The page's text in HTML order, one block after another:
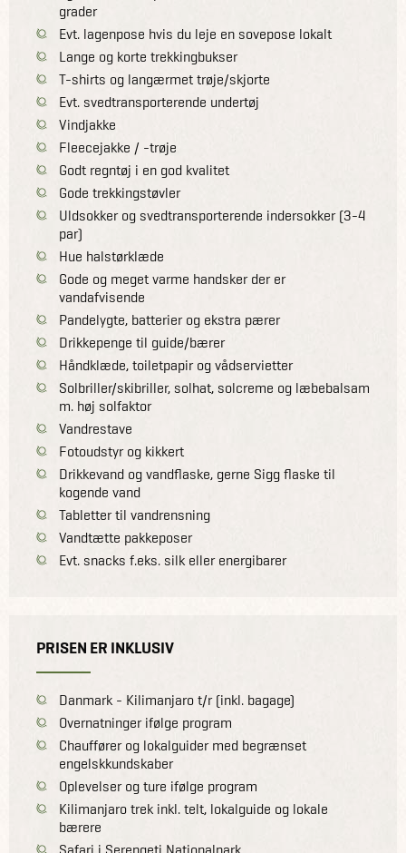
grader
Evt. lagenpose hvis du leje en sovepose lokalt
Lange og korte trekkingbukser
T-shirts og langærmet trøje/skjorte
Evt. svedtransporterende undertøj
Vindjakke
Fleecejakke / -trøje
Godt regntøj i en god kvalitet
Gode trekkingstøvler
Uldsokker og svedtransporterende indersokker (3-4
par)
Hue halstørklæde
Gode og meget varme handsker der er
vandafvisende
Pandelygte, batterier og ekstra pærer
Drikkepenge til guide/bærer
Håndklæde, toiletpapir og vådservietter
Solbriller/skibriller, solhat, solcreme og læbebalsam
m. høj solfaktor
Vandrestave
Fotoudstyr og kikkert
Drikkevand og vandflaske, gerne Sigg flaske til
kogende vand
Tabletter til vandrensning
Vandtætte pakkeposer
Evt. snacks f.eks. silk eller energibarer
PRISEN ER INKLUSIV
Danmark - Kilimanjaro t/r (inkl. bagage)
Overnatninger ifølge program
Chauffører og lokalguider med begrænset
engelskkundskaber
Oplevelser og ture ifølge program
Kilimanjaro trek inkl. telt, lokalguide og lokale
bærere